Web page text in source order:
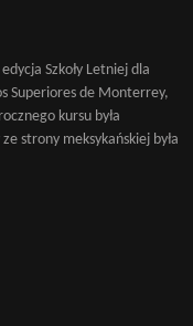
Szkoły Letniej dla
Superiores de Monterrey,
kursu była
strony meksykańskiej była